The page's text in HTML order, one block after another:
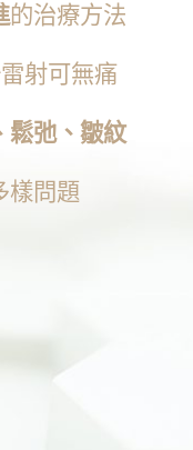
的治療方法
射可無痛
鬆弛、皺紋
樣問題